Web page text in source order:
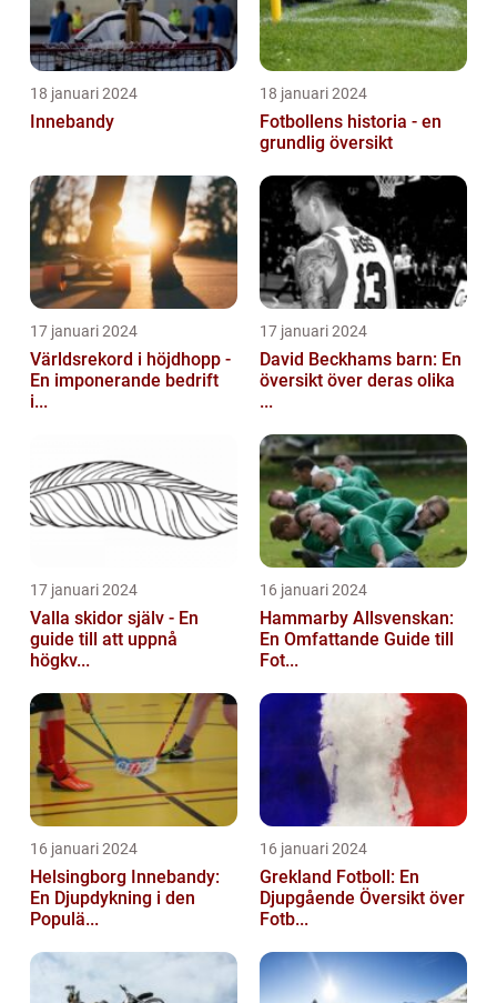
18 januari 2024
Innebandy
18 januari 2024
Fotbollens historia - en
grundlig översikt
17 januari 2024
Världsrekord i höjdhopp -
En imponerande bedrift
i...
17 januari 2024
David Beckhams barn: En
översikt över deras olika
...
17 januari 2024
Valla skidor själv - En
guide till att uppnå
högkv...
16 januari 2024
Hammarby Allsvenskan:
En Omfattande Guide till
Fot...
16 januari 2024
Helsingborg Innebandy:
En Djupdykning i den
Populä...
16 januari 2024
Grekland Fotboll: En
Djupgående Översikt över
Fotb...